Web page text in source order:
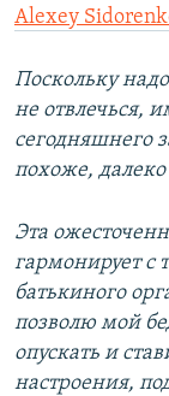
Alexey
Поскольку
не отвлечься,
сегодняшнего
похоже,
Эта
гармонирует с
батькиного
позволю мой
опускать и
настроения,